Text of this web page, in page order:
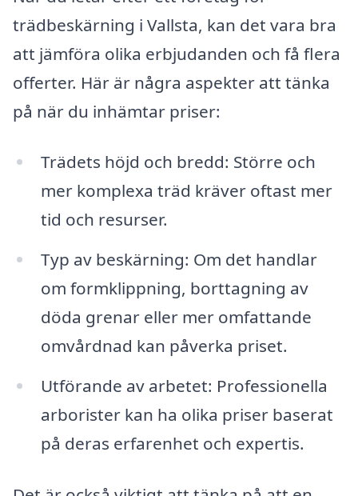
trädbeskärning i Vallsta, kan det vara bra
att jämföra olika erbjudanden och få flera
offerter. Här är några aspekter att tänka
på när du inhämtar priser:
Trädets höjd och bredd: Större och
mer komplexa träd kräver oftast mer
tid och resurser.
Typ av beskärning: Om det handlar
om formklippning, borttagning av
döda grenar eller mer omfattande
omvårdnad kan påverka priset.
Utförande av arbetet: Professionella
arborister kan ha olika priser baserat
på deras erfarenhet och expertis.